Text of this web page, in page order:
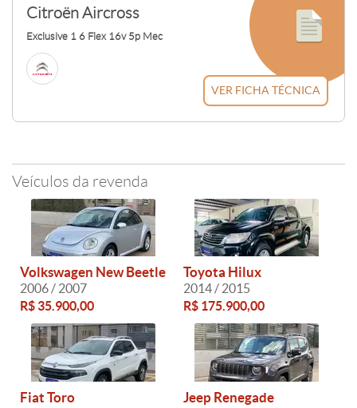
Citroën Aircross
Exclusive 1 6 Flex 16v 5p Mec
VER FICHA TÉCNICA
Veículos da revenda
Volkswagen New Beetle
2006 / 2007
R$ 35.900,00
Toyota Hilux
2014 / 2015
R$ 175.900,00
Fiat Toro Jeep Renegade